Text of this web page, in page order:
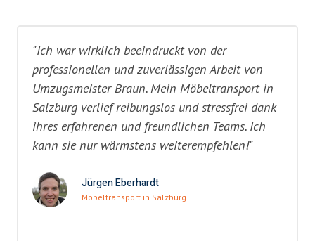
"Ich war wirklich beeindruckt von der
professionellen und zuverlässigen Arbeit von
Umzugsmeister Braun. Mein Möbeltransport in
Salzburg verlief reibungslos und stressfrei dank
ihres erfahrenen und freundlichen Teams. Ich
kann sie nur wärmstens weiterempfehlen!"
Jürgen Eberhardt
Möbeltransport in Salzburg